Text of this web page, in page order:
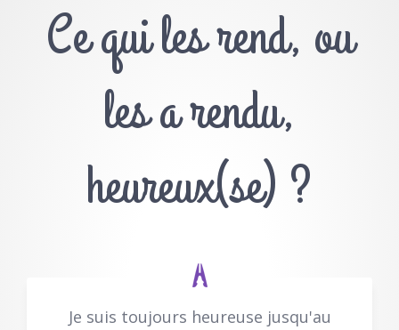
Ce qui les rend, ou
les a rendu,
heureux(se) ?
Je suis toujours heureuse jusqu'au